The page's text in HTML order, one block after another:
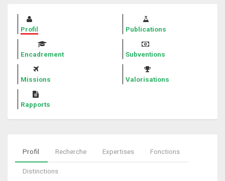
Profil Publications
Encadrement Subventions
Missions Valorisations
Rapports
Profil Recherche Expertises Fonctions
Distinctions